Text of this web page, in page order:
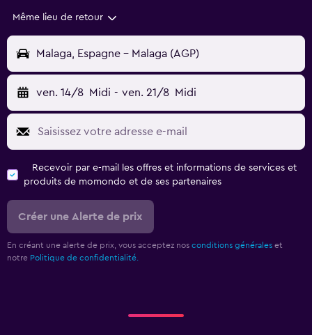
Même lieu de retour
Malaga, Espagne - Malaga (AGP)
ven. 14/8 Midi - ven. 21/8 Midi
Recevoir par e-mail les offres et informations de services et
produits de momondo et de ses partenaires
Créer une Alerte de prix
En créant une alerte de prix, vous acceptez nos conditions générales et
notre Politique de confidentialité.